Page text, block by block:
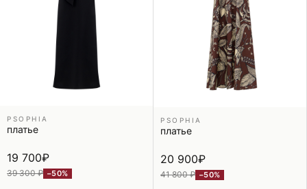
PSOPHIA
платье
19 700₽
39 300 ₽ −50%
PSOPHIA
платье
20 900₽
41 800 ₽ −50%